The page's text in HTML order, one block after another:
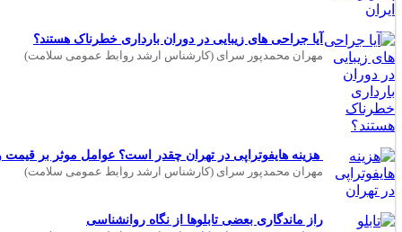
آیا جراحی های زیبایی در دوران بارداری خطرناک هستند؟
مهران محمدپور سرای (کارشناس ارشد روابط عمومی سلامت)
هزینه هایفوتراپی در تهران چقدر است؟ عوامل موثر بر قیمت
مهران محمدپور سرای (کارشناس ارشد روابط عمومی سلامت)
راز ماندگاری بعضی تابلوها از نگاه روانشناسی